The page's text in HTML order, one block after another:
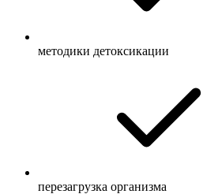
методики детоксикации
перезагрузка организма